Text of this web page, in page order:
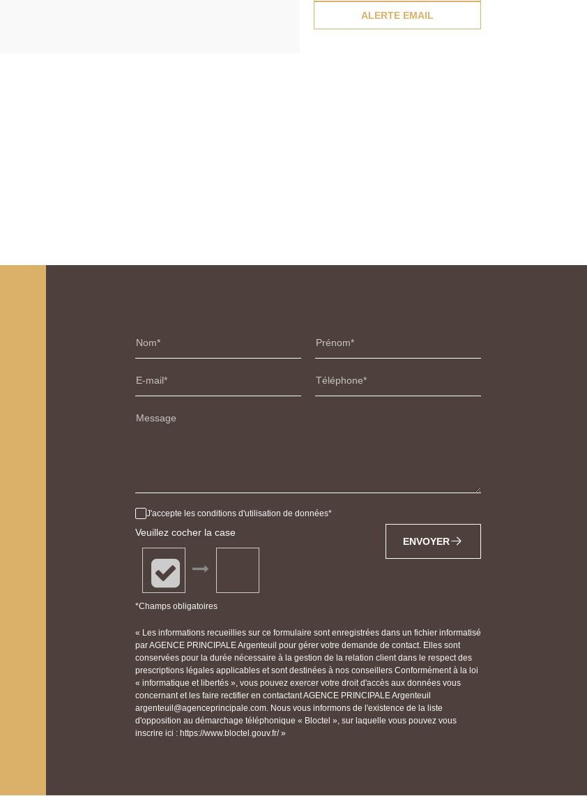
ALERTE EMAIL
Nom Prénom
E-mail Téléphone
Message
J'accepte les conditions d'utilisation de données
Veuillez cocher la case
*Champs obligatoires
ENVOYER
« Les informations recueillies sur ce formulaire sont enregistrées dans un fichier informatisé
par AGENCE PRINCIPALE Argenteuil pour gérer votre demande de contact. Elles sont
conservées pour la durée nécessaire à la gestion de la relation client dans le respect des
prescriptions légales applicables et sont destinées à nos conseillers Conformément à la loi
« informatique et libertés », vous pouvez exercer votre droit d'accès aux données vous
concernant et les faire rectifier en contactant AGENCE PRINCIPALE Argenteuil
argenteuil@agenceprincipale.com. Nous vous informons de l'existence de la liste
d'opposition au démarchage téléphonique « Bloctel », sur laquelle vous pouvez vous
inscrire ici : https://www.bloctel.gouv.fr/ »